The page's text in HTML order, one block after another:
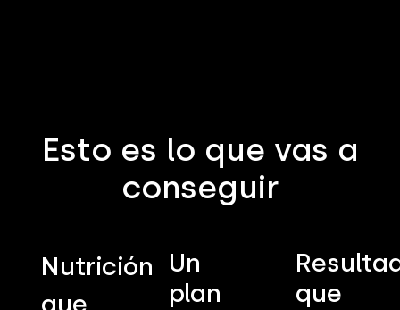
Esto es lo que vas a
conseguir
Nutrición
Un
plan
que